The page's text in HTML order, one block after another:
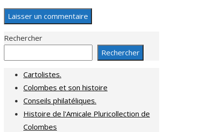
Rechercher
Rechercher
Cartolistes.
Colombes et son histoire
Conseils philatéliques.
Histoire de l'Amicale Pluricollection de
Colombes